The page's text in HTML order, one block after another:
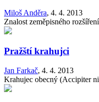
Miloš Anděra, 4. 4. 2013
Znalost zeměpisného
Pražští krahujci
Jan Farkač, 4. 4. 2013
Krahujec obecný (Accipiter